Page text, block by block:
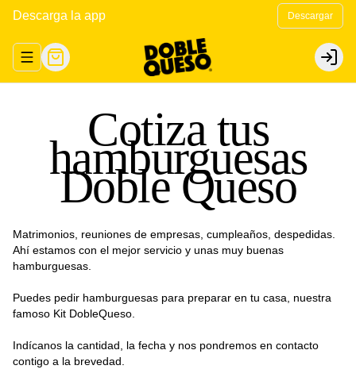
Descarga la app Descargar
Abrir menu de navegación Login
Cotiza tus
hamburguesas
Doble Queso
Matrimonios, reuniones de empresas, cumpleaños, despedidas.
Ahí estamos con el mejor servicio y unas muy buenas
hamburguesas.
Puedes pedir hamburguesas para preparar en tu casa, nuestra
famoso Kit DobleQueso.
Indícanos la cantidad, la fecha y nos pondremos en contacto
contigo a la brevedad.